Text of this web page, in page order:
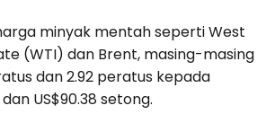
minyak mentah seperti West
(WTI) dan Brent, masing-masing
dan 2.92 peratus kepada
US$90.38 setong.